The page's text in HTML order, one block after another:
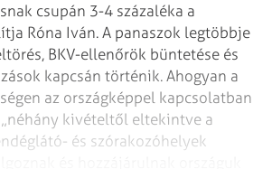
csupán 3-4 százaléka a
Róna Iván. A panaszok legtöbbje
BKV-ellenőrök büntetése és
kapcsán történik. Ahogyan a
az országképpel kapcsolatban
„néhány kivételtől eltekintve a
és szórakozóhelyek